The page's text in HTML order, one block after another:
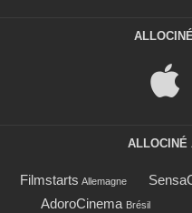
ALLOCINÉ
Filmstarts Allemagne
AdoroCinema Brésil